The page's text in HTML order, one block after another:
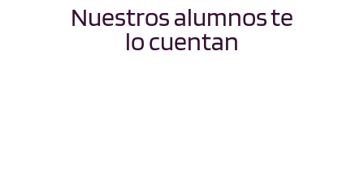
Nuestros alumnos te
lo cuentan